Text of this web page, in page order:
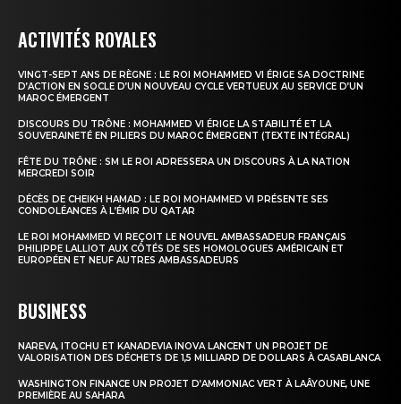
ACTIVITÉS ROYALES
VINGT-SEPT ANS DE RÈGNE : LE ROI MOHAMMED VI ÉRIGE SA DOCTRINE
D’ACTION EN SOCLE D’UN NOUVEAU CYCLE VERTUEUX AU SERVICE D’UN
MAROC ÉMERGENT
DISCOURS DU TRÔNE : MOHAMMED VI ÉRIGE LA STABILITÉ ET LA
SOUVERAINETÉ EN PILIERS DU MAROC ÉMERGENT (TEXTE INTÉGRAL)
FÊTE DU TRÔNE : SM LE ROI ADRESSERA UN DISCOURS À LA NATION
MERCREDI SOIR
DÉCÈS DE CHEIKH HAMAD : LE ROI MOHAMMED VI PRÉSENTE SES
CONDOLÉANCES À L’ÉMIR DU QATAR
LE ROI MOHAMMED VI REÇOIT LE NOUVEL AMBASSADEUR FRANÇAIS
PHILIPPE LALLIOT AUX CÔTÉS DE SES HOMOLOGUES AMÉRICAIN ET
EUROPÉEN ET NEUF AUTRES AMBASSADEURS
BUSINESS
NAREVA, ITOCHU ET KANADEVIA INOVA LANCENT UN PROJET DE
VALORISATION DES DÉCHETS DE 1,5 MILLIARD DE DOLLARS À CASABLANCA
WASHINGTON FINANCE UN PROJET D’AMMONIAC VERT À LAÂYOUNE, UNE
PREMIÈRE AU SAHARA